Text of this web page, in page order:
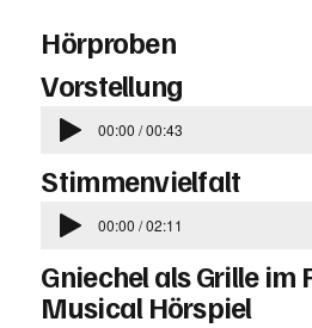
Hörproben
Vorstellung
00:00 / 00:43
Stimmenvielfalt
00:00 / 02:11
Gniechel als Grille im
Musical Hörspiel